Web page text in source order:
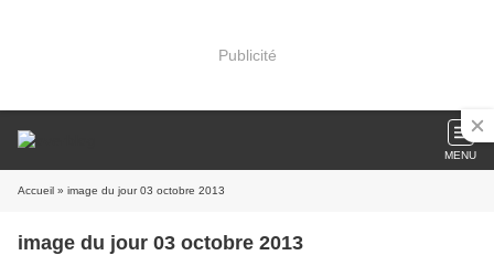
Publicité
MENU
Accueil » image du jour 03 octobre 2013
image du jour 03 octobre 2013